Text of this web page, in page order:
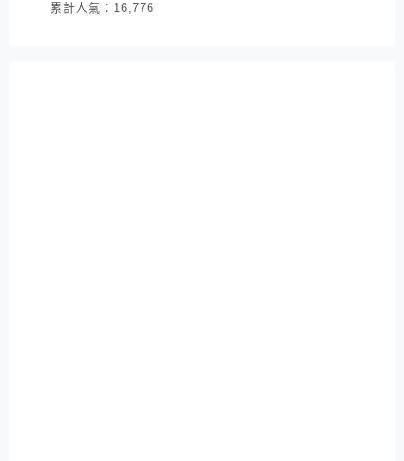
累計人氣： 16,776